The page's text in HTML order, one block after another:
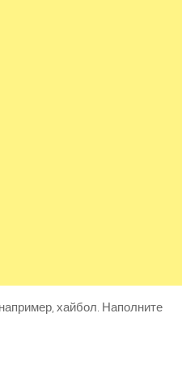
хайбол. Наполните